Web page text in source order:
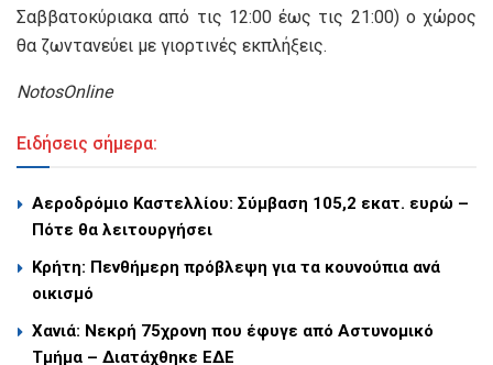
Σαββατοκύριακα από τις 12:00 έως τις 21:00) ο χώρος
θα ζωντανεύει με γιορτινές εκπλήξεις.
NotosOnline
Ειδήσεις σήμερα:
Αεροδρόμιο Καστελλίου: Σύμβαση 105,2 εκατ. ευρώ –
Πότε θα λειτουργήσει
Κρήτη: Πενθήμερη πρόβλεψη για τα κουνούπια ανά
οικισμό
Χανιά: Νεκρή 75χρονη που έφυγε από Αστυνομικό
Τμήμα – Διατάχθηκε ΕΔΕ